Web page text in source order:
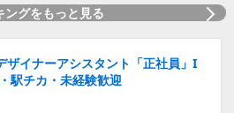
ングをもっと見る
ザイナーアシスタント「正社員」I
駅チカ・未経験歓迎